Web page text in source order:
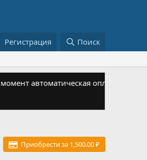
Регистрация Поиск
Admin или
Приобрести за 1,500.00 ₽